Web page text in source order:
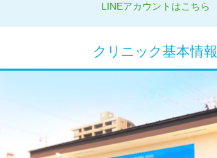
LINEアカウントはこちら
クリニック基本情報